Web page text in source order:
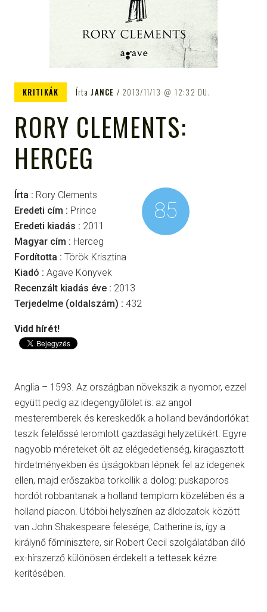
KRITIKÁK ÍrtaJANCE 2013/11/13 12:32 DU.
RORY CLEMENTS:
HERCEG
Írta : Rory Clements
Eredeti cím : Prince
Eredeti kiadás : 2011
Magyar cím : Herceg
Fordította : Török Krisztina
Kiadó : Agave Könyvek
Recenzált kiadás éve : 2013
Terjedelme (oldalszám) : 432
85
Vidd hírét!
Anglia – 1593. Az országban növekszik a nyomor, ezzel
együtt pedig az idegengyűlölet is: az angol
mesteremberek és kereskedők a holland bevándorlókat
teszik felelőssé leromlott gazdasági helyzetükért. Egyre
nagyobb méreteket ölt az elégedetlenség, kiragasztott
hirdetményekben és újságokban lépnek fel az idegenek
ellen, majd erőszakba torkollik a dolog: puskaporos
hordót robbantanak a holland templom közelében és a
holland piacon. Utóbbi helyszínen az áldozatok között
van John Shakespeare felesége, Catherine is, így a
királynő főminisztere, sir Robert Cecil szolgálatában álló
ex-hírszerző különösen érdekelt a tettesek kézre
kerítésében.